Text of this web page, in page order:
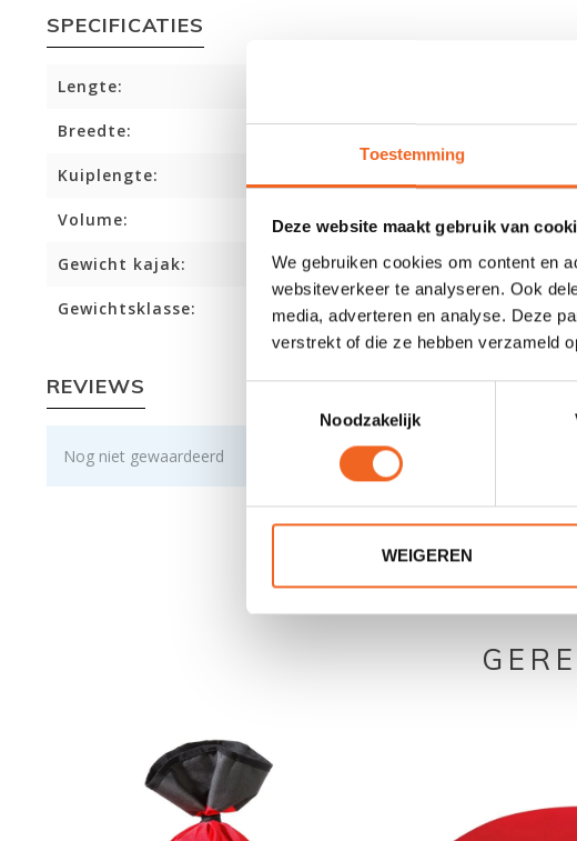
Toestemming
Deze website maakt gebruik van
We gebruiken cookies om content en
websiteverkeer te analyseren. Ook
media, adverteren en analyse. Deze
verstrekt of die ze hebben verzameld
Noodzakelijk
WEIGEREN
SPECIFICATIES
Lengte:
Breedte:
Kuiplengte:
Volume:
Gewicht kajak:
Gewichtsklasse:
REVIEWS
Nog niet gewaardeerd